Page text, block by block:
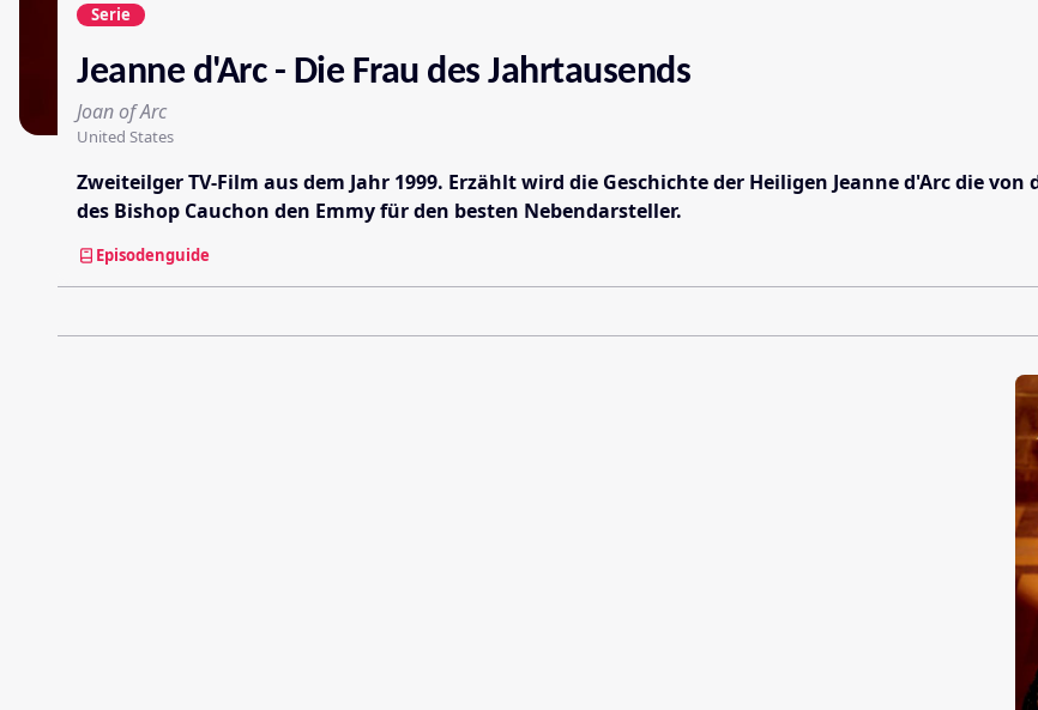
Serie
Jeanne d'Arc - Die Frau des Jahrtausends
Joan of Arc
United States
Zweiteilger TV-Film aus dem Jahr 1999. Erzählt wird die Geschichte der Heiligen Jeanne d'Arc die
des Bishop Cauchon den Emmy für den besten Nebendarsteller.
Episodenguide